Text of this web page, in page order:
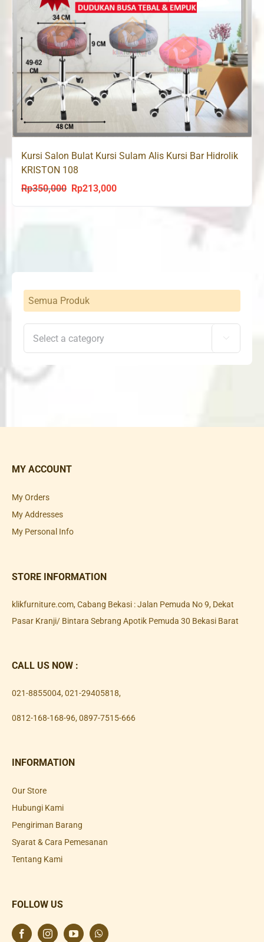
Kursi Salon Bulat Kursi Sulam Alis Kursi Bar Hidrolik
KRISTON 108
Rp350,000
Original
Rp213,000Current
Semua Produk

MY ACCOUNT
My Orders
My Addresses
My Personal Info
STORE INFORMATION
klikfurniture.com, Cabang Bekasi : Jalan Pemuda No 9, Dekat
Pasar Kranji/ Bintara Sebrang Apotik Pemuda 30 Bekasi Barat
CALL US NOW :
021-8855004, 021-29405818,
0812-168-168-96, 0897-7515-666
INFORMATION
Our Store
Hubungi Kami
Pengiriman Barang
Syarat & Cara Pemesanan
Tentang Kami
FOLLOW US